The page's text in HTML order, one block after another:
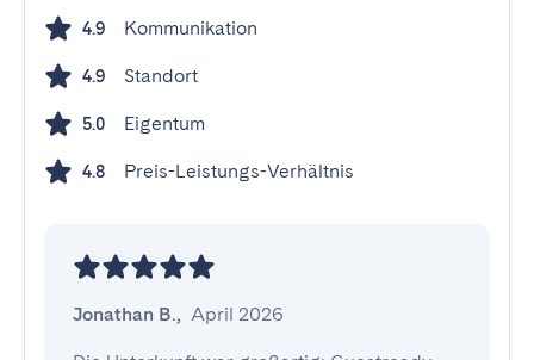
4.9 Kommunikation
4.9 Standort
5.0 Eigentum
4.8 Preis-Leistungs-Verhältnis
Jonathan B., April 2026